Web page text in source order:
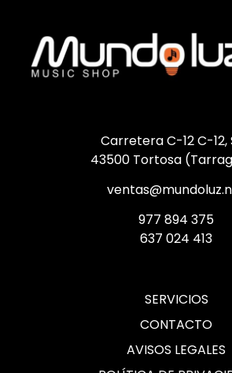
Carretera C-12 C-12,
43500 Tortosa
977 894 375
637 024 413
SERVICIOS
CONTACTO
AVISOS LEGALES